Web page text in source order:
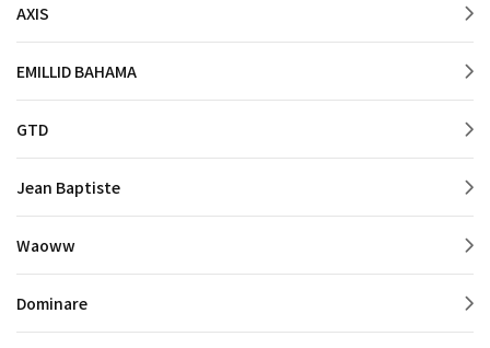
AXIS
EMILLID BAHAMA
GTD
Jean Baptiste
Waoww
Dominare